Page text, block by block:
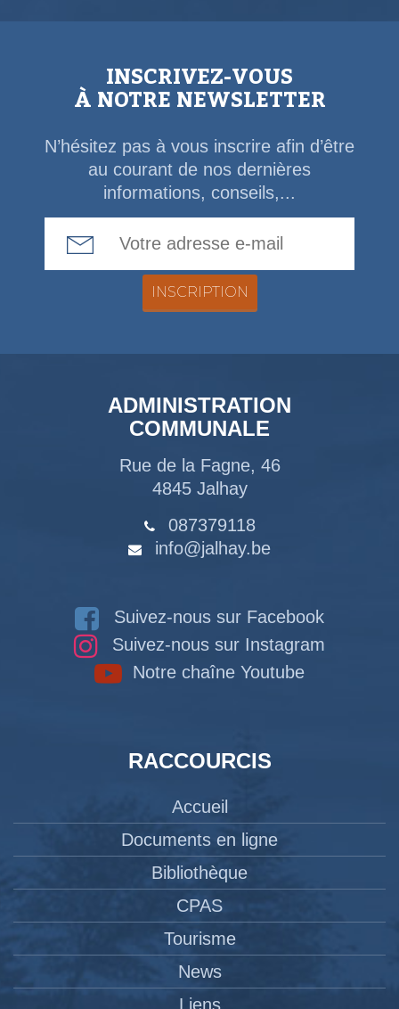
INSCRIVEZ-VOUS
À NOTRE NEWSLETTER
N’hésitez pas à vous inscrire afin d’être
au courant de nos dernières
informations, conseils,...
ADMINISTRATION
COMMUNALE
Rue de la Fagne, 46
4845 Jalhay
087379118
info@jalhay.be
Suivez-nous sur Facebook
Suivez-nous sur Instagram
Notre chaîne Youtube
RACCOURCIS
Accueil
Documents en ligne
Bibliothèque
CPAS
Tourisme
News
Liens